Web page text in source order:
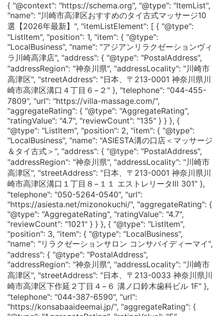
{ "@context": "https://schema.org", "@type": "ItemList",
"name": "川崎市高津区おすすめのタイ古式マッサージ10
選【2026年最新】", "itemListElement": [ { "@type":
"ListItem", "position": 1, "item": { "@type":
"LocalBusiness", "name": "アジアンリラクゼーションヴィ
ラ川崎高津店", "address": { "@type": "PostalAddress",
"addressRegion": "神奈川県", "addressLocality": "川崎市
高津区", "streetAddress": "日本、〒213-0001 神奈川県川
崎市高津区溝口４丁目６−２" }, "telephone": "044-455-
7809", "url": "https://villa-massage.com/",
"aggregateRating": { "@type": "AggregateRating",
"ratingValue": "4.7", "reviewCount": "135" } } }, {
"@type": "ListItem", "position": 2, "item": { "@type":
"LocalBusiness", "name": "ASIESTA溝の口店＜マッサージ
＆タイ古式＞", "address": { "@type": "PostalAddress",
"addressRegion": "神奈川県", "addressLocality": "川崎市
高津区", "streetAddress": "日本、〒213-0001 神奈川県川
崎市高津区溝口１丁目８−１１ エストレリータⅢ 301" },
"telephone": "050-5264-0540", "url":
"https://asiesta.net/mizonokuchi/", "aggregateRating": {
"@type": "AggregateRating", "ratingValue": "4.7",
"reviewCount": "1021" } } }, { "@type": "ListItem",
"position": 3, "item": { "@type": "LocalBusiness",
"name": "リラクゼーションサロン コンサバイディーマイ",
"address": { "@type": "PostalAddress",
"addressRegion": "神奈川県", "addressLocality": "川崎市
高津区", "streetAddress": "日本、〒213-0033 神奈川県川
崎市高津区下作延２丁目４−６ 溝ノ口鈴木歯科ビル 1F" },
"telephone": "044-387-6590", "url":
"https://konsabaaideemai.jp/", "aggregateRating": {